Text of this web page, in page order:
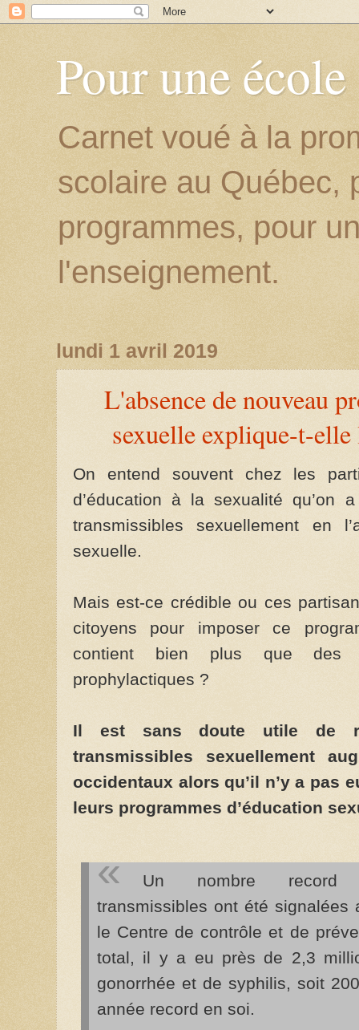
Pour une
Carnet voué à la
scolaire au Québec,
programmes, pour
l'enseignement.
lundi 1 avril 2019
L'absence de nouveau
sexuelle explique-t-elle
On entend souvent chez les
d’éducation à la sexualité qu’on
transmissibles sexuellement en
sexuelle.
Mais est-ce crédible ou ces
citoyens pour imposer ce
contient bien plus que des
prophylactiques ?
Il est sans doute utile de
transmissibles sexuellement
occidentaux alors qu’il n’y a pas
leurs programmes d’éducation
Un nombre record
transmissibles ont été signalées
le Centre de contrôle et de
total, il y a eu près de 2,3
gonorrhée et de syphilis, soit
année record en soi.